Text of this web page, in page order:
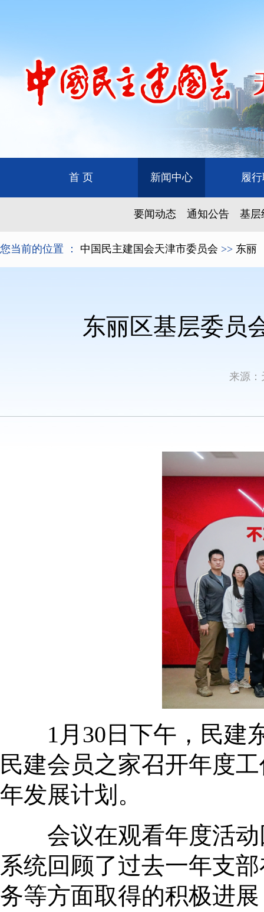
首 页 新闻中心 履
要闻动态 通知公告 基层
您当前的位置 ： 中国民主建国会天津市委员会 >> 东丽
东丽区基层委员
来源
1月30日下午，民建东
民建会员之家召开年度
年发展计划。
会议在观看年度活动
系统回顾了过去一年支
务等方面取得的积极进